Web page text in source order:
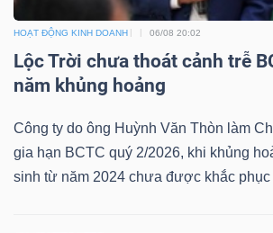
HOẠT ĐỘNG KINH DOANH 06/08 20:02
Lộc Trời chưa thoát cảnh trễ
năm khủng hoảng
Công ty do ông Huỳnh Văn Thòn làm
gia hạn BCTC quý 2/2026, khi khủng
sinh từ năm 2024 chưa được khắc phục